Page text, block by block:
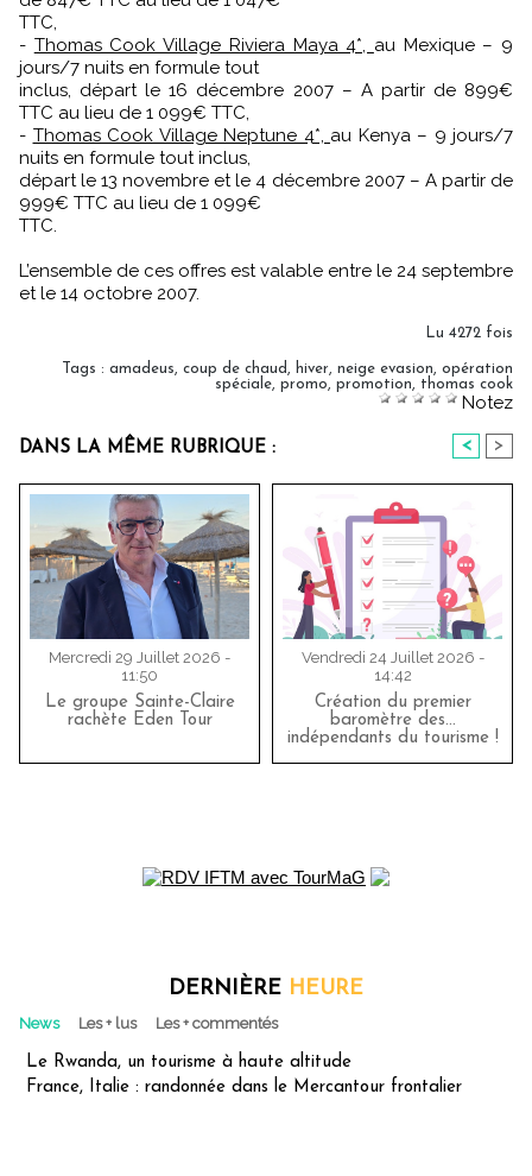
TTC,
- Thomas Cook Village Riviera Maya 4*, au Mexique – 9
jours/7 nuits en formule tout
inclus, départ le 16 décembre 2007 – A partir de 899€
TTC au lieu de 1 099€ TTC,
- Thomas Cook Village Neptune 4*, au Kenya – 9 jours/7
nuits en formule tout inclus,
départ le 13 novembre et le 4 décembre 2007 – A partir de
999€ TTC au lieu de 1 099€
TTC.
L’ensemble de ces offres est valable entre le 24 septembre
et le 14 octobre 2007.
Lu 4272 fois
Tags : amadeus, coup de chaud, hiver, neige evasion, opération
spéciale, promo, promotion, thomas cook
Notez
DANS LA MÊME RUBRIQUE : < >
Mercredi 29 Juillet 2026 -
11:50
Le groupe Sainte-Claire
rachète Eden Tour
Vendredi 24 Juillet 2026 -
14:42
Création du premier
baromètre des…
indépendants du tourisme !
DERNIÈRE HEURE
News Les + lus Les + commentés
Le Rwanda, un tourisme à haute altitude
France, Italie : randonnée dans le Mercantour frontalier